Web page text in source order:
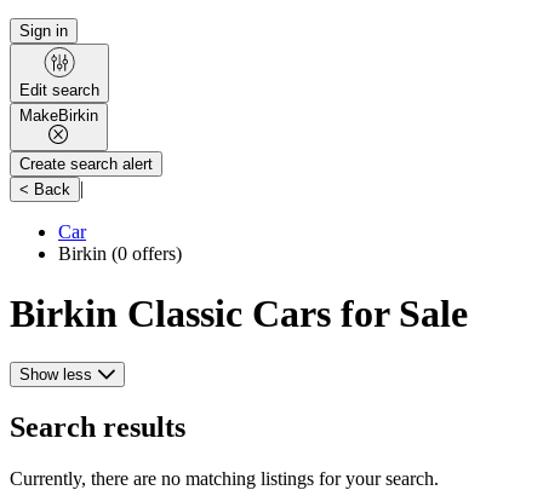
Sign in
Edit search
MakeBirkin
Create search alert
< Back |
Car
Birkin (0 offers)
Birkin Classic Cars for Sale
Show less
Search results
Currently, there are no matching listings for your search.